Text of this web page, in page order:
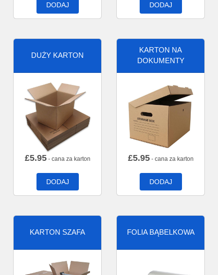
DODAJ DODAJ
DUŻY KARTON
£5.95- cana za karton
DODAJ
KARTON NA
DOKUMENTY
£5.95- cana za karton
DODAJ
KARTON SZAFA FOLIA BĄBELKOWA